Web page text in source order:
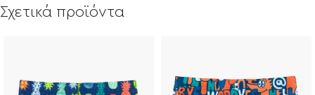
Σχετικά προϊόντα